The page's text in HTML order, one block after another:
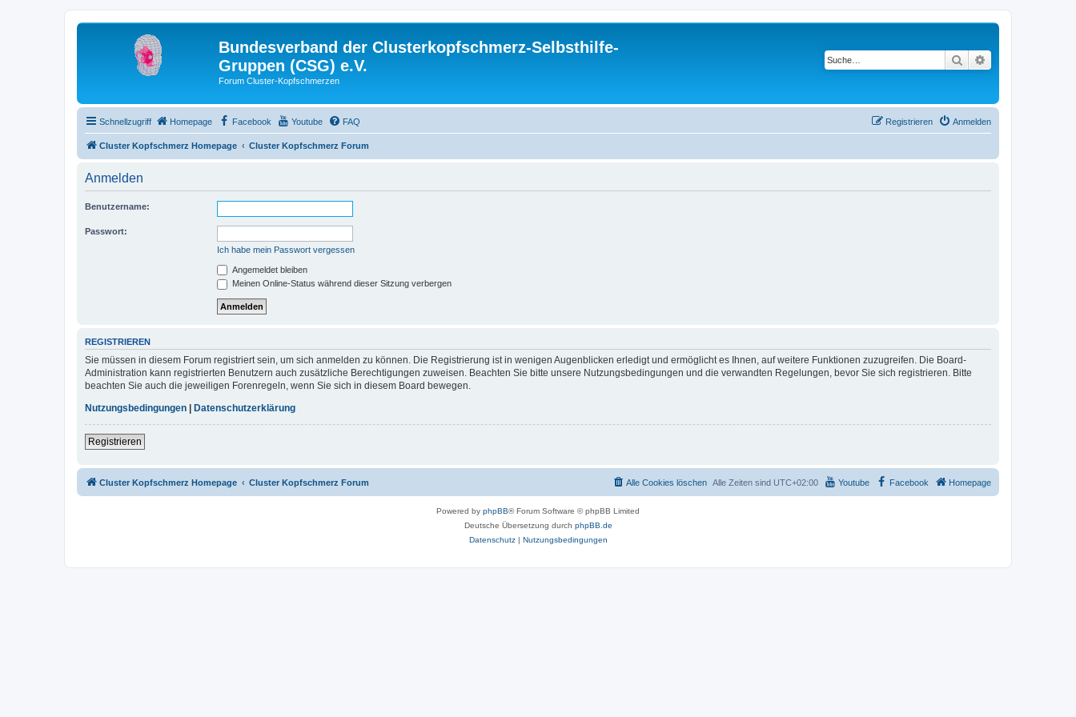
Bundesverband der Clusterkopfschmerz-Selbsthilfe-
Gruppen (CSG) e.V.
Forum Cluster-Kopfschmerzen
Suche
Schnellzugriff Homepage Facebook Youtube FAQ Anmelden
Registrieren
Cluster Kopfschmerz Homepage Cluster Kopfschmerz Forum
Anmelden
Benutzername:
Passwort:
Ich habe mein Passwort vergessen
Angemeldet bleiben
Meinen Online-Status während dieser Sitzung verbergen
REGISTRIEREN
Sie müssen in diesem Forum registriert sein, um sich anmelden zu können. Die Registrierung ist in wenigen Augenblicken erledigt und ermöglicht es Ihnen, auf weitere Funktionen zuzugreifen. Die Board-
Administration kann registrierten Benutzern auch zusätzliche Berechtigungen zuweisen. Beachten Sie bitte unsere Nutzungsbedingungen und die verwandten Regelungen, bevor Sie sich registrieren. Bitte
beachten Sie auch die jeweiligen Forenregeln, wenn Sie sich in diesem Board bewegen.
Nutzungsbedingungen
Datenschutzerklärung
Registrieren
Cluster Kopfschmerz Homepage Cluster Kopfschmerz Forum Homepage
Facebook
Youtube
Alle Zeiten sind UTC+02:00
Alle Cookies löschen
Powered by phpBB® Forum Software © phpBB Limited
Deutsche Übersetzung durch phpBB.de
Datenschutz| Nutzungsbedingungen